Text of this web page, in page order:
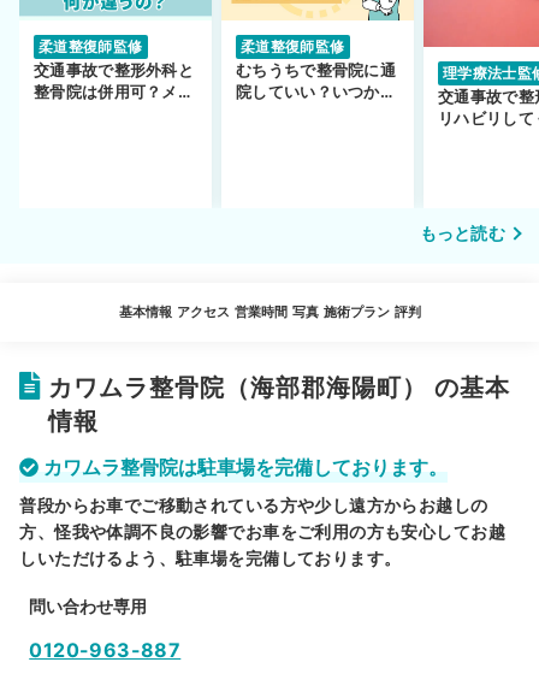
柔道整復師監修
交通事故で整形外科と
整骨院は併用可？メリ
柔道整復師監修
むちうちで整骨院に通
院していい？いつから
理学療法士監
交通事故で整
リハビリして
もっと読む
基本情報 アクセス 営業時間 写真 施術プラン 評判
カワムラ整骨院（海部郡海陽町） の基本
情報
カワムラ整骨院は駐車場を完備しております。
普段からお車でご移動されている方や少し遠方からお越しの
方、怪我や体調不良の影響でお車をご利用の方も安心してお越
しいただけるよう、駐車場を完備しております。
問い合わせ専用
0120-963-887